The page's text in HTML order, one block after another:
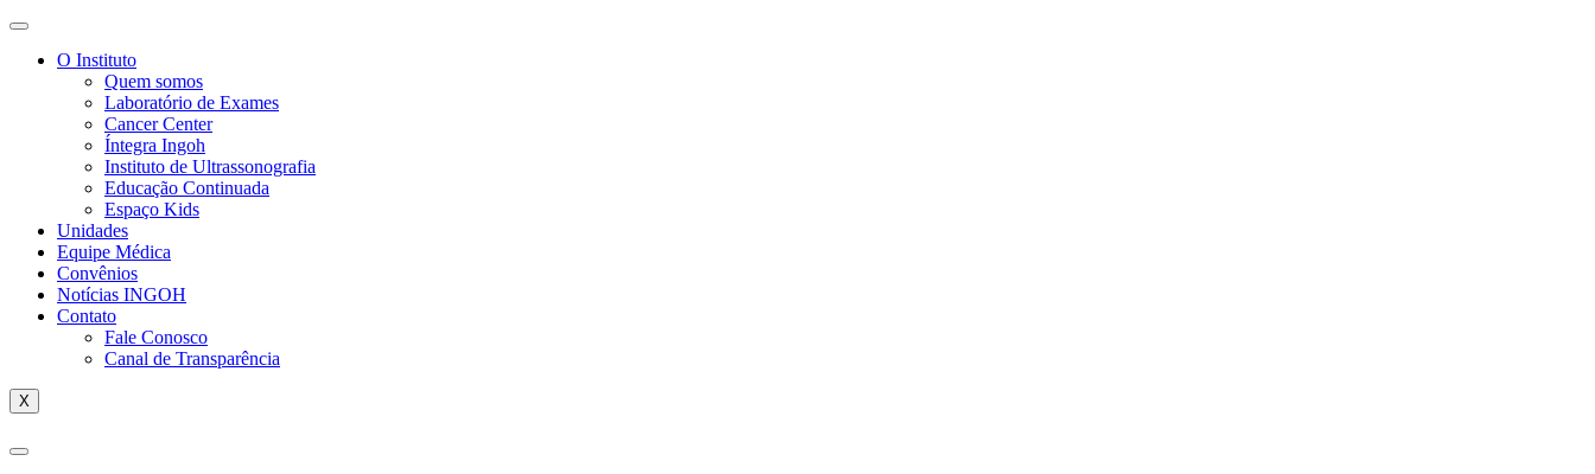
O Instituto
Quem somos
Laboratório de Exames
Cancer Center
Íntegra Ingoh
Instituto de Ultrassonografia
Educação Continuada
Espaço Kids
Unidades
Equipe Médica
Convênios
Notícias INGOH
Contato
Fale Conosco
Canal de Transparência
X